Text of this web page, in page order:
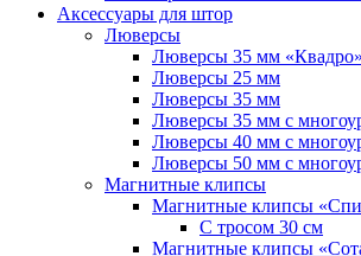
Аксессуары для штор
Люверсы
Люверсы 35 мм «Квадро»
Люверсы 25 мм
Люверсы 35 мм
Люверсы 35 мм с
Люверсы 40 мм с
Люверсы 50 мм с
Магнитные клипсы
Магнитные клипсы
С тросом 30 см
Магнитные клипсы